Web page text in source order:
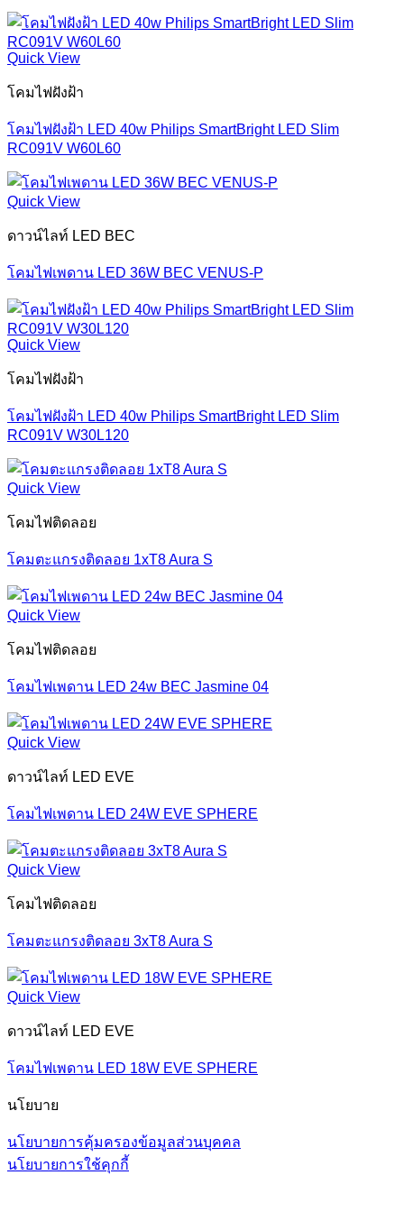
Quick View
โคมไฟฝังฝ้า
โคมไฟฝังฝ้า LED 40w Philips SmartBright LED Slim
RC091V W60L60
Quick View
ดาวน์ไลท์ LED BEC
โคมไฟเพดาน LED 36W BEC VENUS-P
Quick View
โคมไฟฝังฝ้า
โคมไฟฝังฝ้า LED 40w Philips SmartBright LED Slim
RC091V W30L120
Quick View
โคมไฟติดลอย
โคมตะแกรงติดลอย 1xT8 Aura S
Quick View
โคมไฟติดลอย
โคมไฟเพดาน LED 24w BEC Jasmine 04
Quick View
ดาวน์ไลท์ LED EVE
โคมไฟเพดาน LED 24W EVE SPHERE
Quick View
โคมไฟติดลอย
โคมตะแกรงติดลอย 3xT8 Aura S
Quick View
ดาวน์ไลท์ LED EVE
โคมไฟเพดาน LED 18W EVE SPHERE
นโยบาย
นโยบายการคุ้มครองข้อมูลส่วนบุคคล
นโยบายการใช้คุกกี้